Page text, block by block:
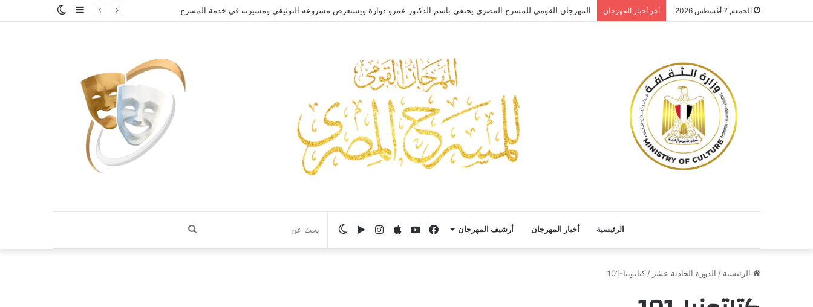
الجمعة, 7 أغسطس 2026 أخر أخبار المهرجان المهرجان القومي للمسرح المصري يحتفي باسم الدكتور عمرو دوارة ويستعرض مشروعه التوثيقي ومسيرته في خدمة المسرح
الوضعإضافة
الرئيسية أخبار المهرجان أرشيف المهرجان بحث الوضع‏Google
انستقرام يوتيوب
فيسبوك
الرئيسية / الدورة الحادية عشر / كتاتونيا-101